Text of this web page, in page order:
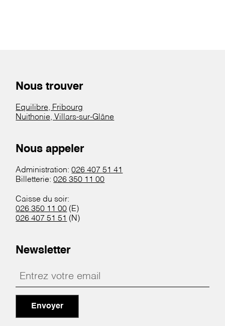
Nous trouver
Equilibre, Fribourg
Nuithonie, Villars-sur-Glâne
Nous appeler
Administration:026 407 51 41
Billetterie:026 350 11 00
Caisse du soir:
026 350 11 00 (E)
026 407 51 51 (N)
Newsletter
Envoyer